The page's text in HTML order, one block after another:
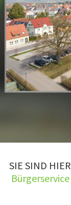
SIE SIND
Bürgerservice